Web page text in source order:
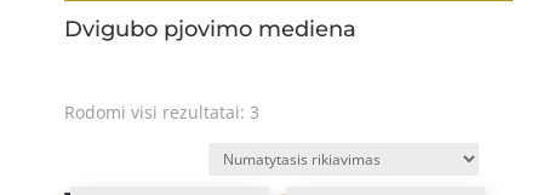
Dvigubo pjovimo mediena
Rodomi visi rezultatai: 3